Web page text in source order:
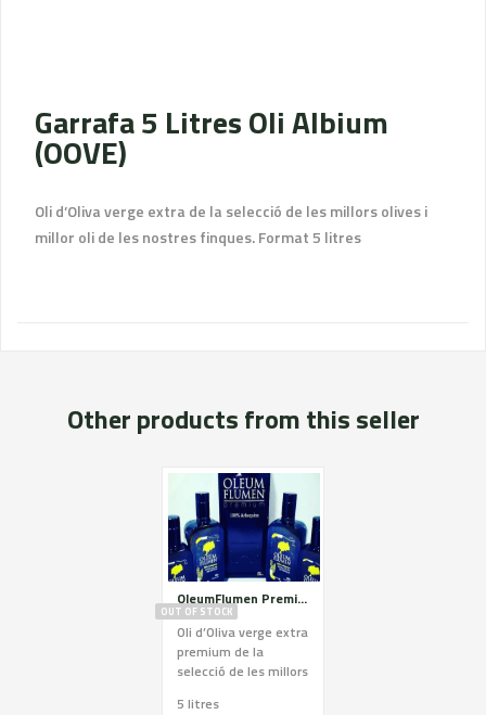
Garrafa 5 Litres Oli Albium
(OOVE)
Oli d’Oliva verge extra de la selecció de les millors olives i
millor oli de les nostres finques. Format 5 litres
Other products from this seller
OUT OF STOCK
OleumFlumen Premium 5l OOVE
Oli d’Oliva verge extra
premium de la
selecció de les millors
les nostres finques.
5 litres